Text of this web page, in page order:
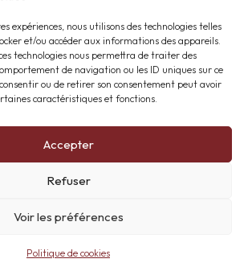
expériences, nous utilisons des technologies telles
et/ou accéder aux informations des appareils.
technologies nous permettra de traiter des
de navigation ou les ID uniques sur ce
ou de retirer son consentement peut avoir
caractéristiques et fonctions.
Accepter
Refuser
Voir les préférences
Politique de cookies
(UE)